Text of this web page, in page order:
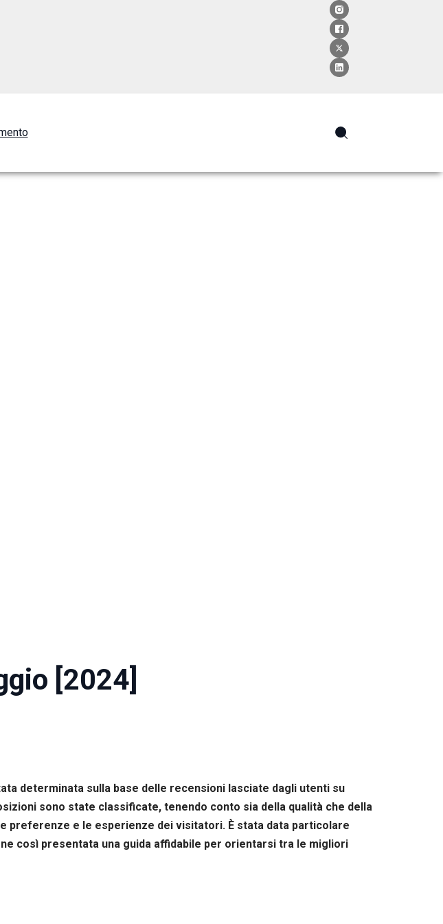
[2024]
determinata sulla base delle recensioni lasciate dagli utenti su
sono state classificate, tenendo conto sia della qualità che della
preferenze e le esperienze dei visitatori. È stata data particolare
così presentata una guida affidabile per orientarsi tra le migliori